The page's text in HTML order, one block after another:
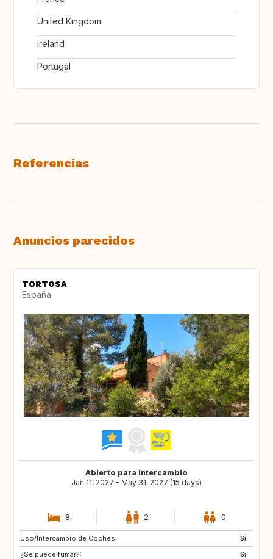
United Kingdom
Ireland
Portugal
Referencias
Anuncios parecidos
TORTOSA
España
Abierto para intercambio
Jan 11, 2027 - May 31, 2027 (15 days)
8 2 0
Uso/Intercambio de Coches:
Si
¿Se puede fumar?:
Si
ES